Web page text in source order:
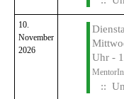
10.
November
2026
Uhr -
::